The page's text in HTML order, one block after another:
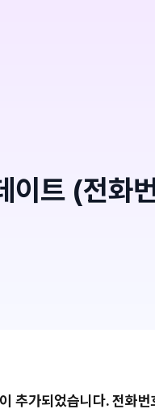
이트 (전화
추가되었습니다. 전화